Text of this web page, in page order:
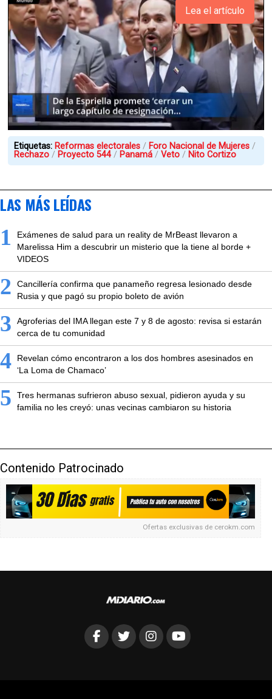
Lea el artículo
Etiquetas: Reformas electorales
Foro Nacional de Mujeres
Rechazo
Proyecto 544 Panamá Veto Nito Cortizo
LAS MÁS LEÍDAS
1
Exámenes de salud para un reality de MrBeast llevaron a
Marelissa Him a descubrir un misterio que la tiene al borde +
VIDEOS
2
Cancillería confirma que panameño regresa lesionado desde
Rusia y que pagó su propio boleto de avión
3
Agroferias del IMA llegan este 7 y 8 de agosto: revisa si estarán
cerca de tu comunidad
4
Revelan cómo encontraron a los dos hombres asesinados en
‘La Loma de Chamaco’
5
Tres hermanas sufrieron abuso sexual, pidieron ayuda y su
familia no les creyó: unas vecinas cambiaron su historia
Contenido Patrocinado
Ofertas exclusivas de cerokm.com